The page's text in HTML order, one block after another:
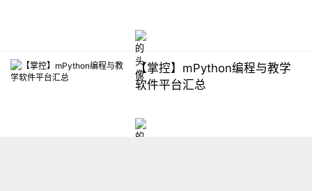
【掌控】mPython编程与教学
软件平台汇总